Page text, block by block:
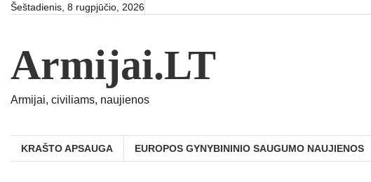
SkipŠeštadienis, 8 rugpjūčio, 2026
Armijai.LT
Armijai, civiliams, naujienos
KRAŠTO APSAUGA EUROPOS GYNYBININIO SAUGUMO NAUJIENOS